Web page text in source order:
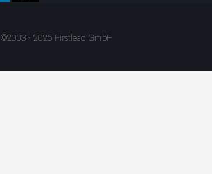
©2003 - 2026 Firstlead GmbH